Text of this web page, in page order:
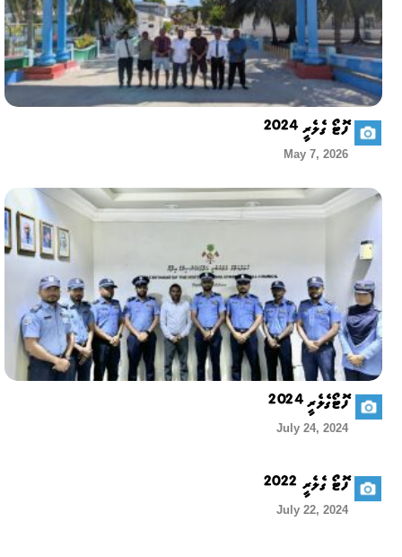
ފޮޓޯ ގެލެރީ 2024
May 7, 2026
ފޮޓޯގެލެރީ 2024
July 24, 2024
ފޮޓޯ ގެލެރީ 2022
July 22, 2024